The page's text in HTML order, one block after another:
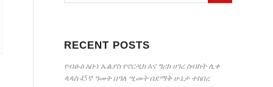
RECENT POSTS
የብፁዕ አቡነ ኤልያስ የኖርዲክ እና ግሪክ ሀገረ ስብከት ሊቀ
ጳጳስ 45ኛ ዓመት በዓለ ሢመት በደማቅ ሁኔታ ተከበረ